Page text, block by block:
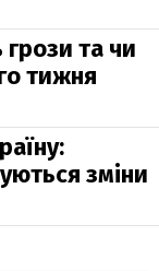
грози та чи
тижня
зміни